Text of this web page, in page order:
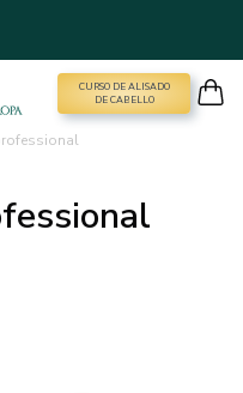
CURSO DE ALISADO
DE CABELLO